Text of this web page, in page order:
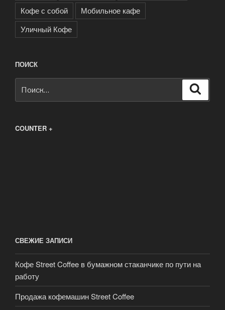
Кофе с собой
Мобильное кафе
Уличный Кофе
ПОИСК
COUNTER +
СВЕЖИЕ ЗАПИСИ
Кофе Street Coffee в бумажном стаканчике по пути на
работу
Продажа кофемашин Street Coffee